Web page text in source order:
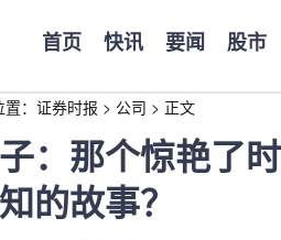
首页 快讯 要闻 股市
： 证券时报 > 公司 > 正文
：那个惊艳了
的故事？